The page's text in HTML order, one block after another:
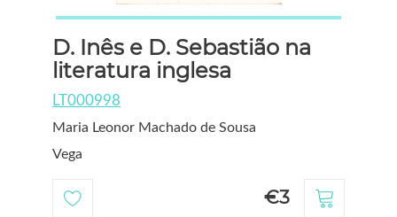
D. Inês e D. Sebastião na
literatura inglesa
LT000998
Maria Leonor Machado de Sousa
Vega
€3